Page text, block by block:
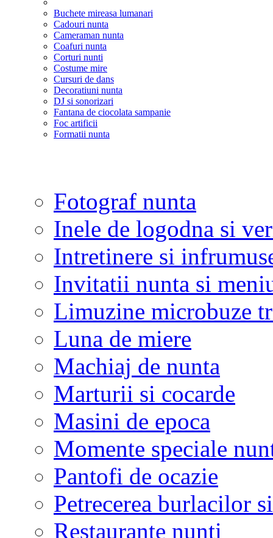
Buchete mireasa lumanari
Cadouri nunta
Cameraman nunta
Coafuri nunta
Corturi nunti
Costume mire
Cursuri de dans
Decoratiuni nunta
DJ si sonorizari
Fantana de ciocolata sampanie
Foc artificii
Formatii nunta
Fotograf nunta
Inele de logodna si
Intretinere si
Invitatii nunta si
Limuzine microbuze
Luna de miere
Machiaj de nunta
Marturii si cocarde
Masini de epoca
Momente speciale
Pantofi de ocazie
Petrecerea burlacilor
Restaurante nunti